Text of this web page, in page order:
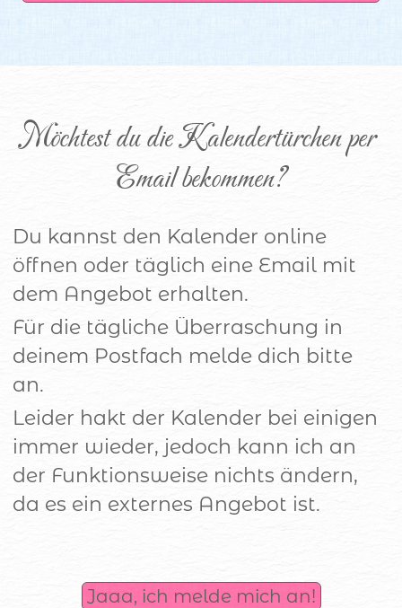
Möchtest du die Kalendertürchen per
Email bekommen?
Du kannst den Kalender online
öffnen oder täglich eine Email mit
dem Angebot erhalten.
Für die tägliche Überraschung in
deinem Postfach melde dich bitte
an.
Leider hakt der Kalender bei einigen
immer wieder, jedoch kann ich an
der Funktionsweise nichts ändern,
da es ein externes Angebot ist.
Jaaa, ich melde mich an!